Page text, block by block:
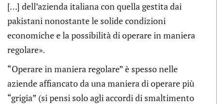
[…] dell’azienda italiana con quella gestita dai
pakistani nonostante le solide condizioni
economiche e la possibilità di operare in maniera
regolare».
“Operare in maniera regolare” è spesso nelle
aziende affiancato da una maniera di operare più
“grigia” (si pensi solo agli accordi di smaltimento